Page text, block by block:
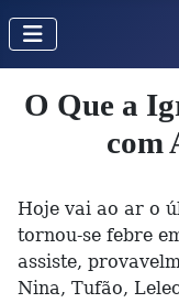
O Que a
com
Hoje vai ao ar o
tornou-se febre
assiste,
Nina, Tufão,